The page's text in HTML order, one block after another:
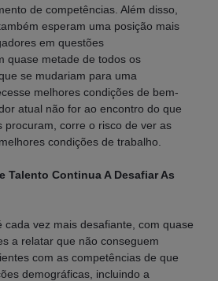
de competências. Além disso,
esperam uma posição mais
em questões
quase metade de todos os
se mudariam para uma
melhores condições de bem-
atual não for ao encontro do que
procuram, corre o risco de ver as
condições de trabalho.
Talento Continua A Desafiar As
cada vez mais desafiante, com quase
a relatar que não conseguem
com as competências de que
demográficas, incluindo a